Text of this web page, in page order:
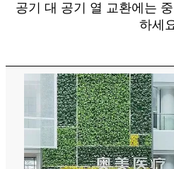
공기 대 공기 열 교환에는
하세